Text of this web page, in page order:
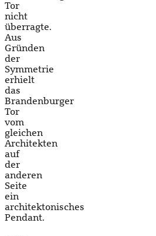
Tor
nicht
überragte.
Aus
Gründen
der
Symmetrie
erhielt
das
Brandenburger
Tor
vom
gleichen
Architekten
auf
der
anderen
Seite
ein
architektonisches
Pendant.